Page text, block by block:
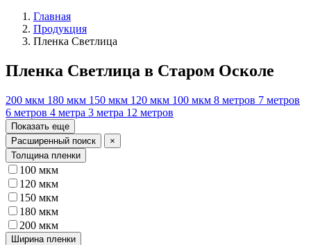
Главная
Продукция
Пленка Светлица
Пленка Светлица в Старом Осколе
200 мкм 180 мкм 150 мкм 120 мкм 100 мкм 8 метров 7 метров
6 метров 4 метра 3 метра 12 метров
Показать еще
Расширенный поиск
×
Толщина пленки
100 мкм
120 мкм
150 мкм
180 мкм
200 мкм
Ширина пленки